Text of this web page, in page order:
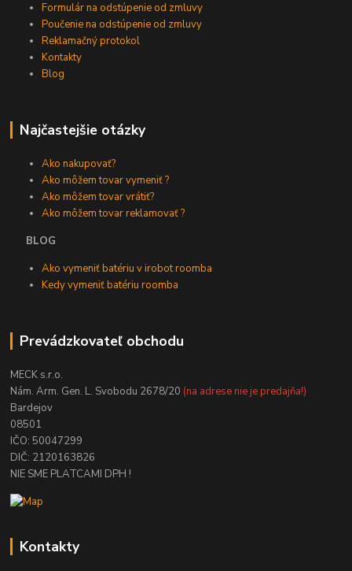
Formulár na odstúpenie od zmluvy
Poučenie na odstúpenie od zmluvy
Reklamačný protokol
Kontakty
Blog
Najčastejšie otázky
Ako nakupovať?
Ako môžem tovar vymeniť ?
Ako môžem tovar vrátiť?
Ako môžem tovar reklamovať ?
BLOG
Ako vymeniť batériu v irobot roomba
Kedy vymeniť batériu roomba
Prevádzkovateľ obchodu
MECK s.r.o.
Nám. Arm. Gen. L. Svobodu 2678/20 (na adrese nie je predajňa!)
Bardejov
08501
IČO: 50047299
DIČ: 2120163826
NIE SME PLATCAMI DPH !
Kontakty